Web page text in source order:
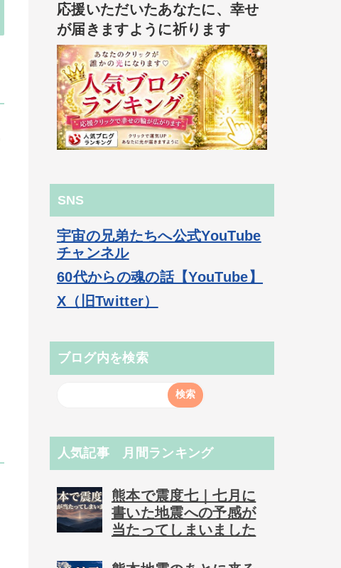
応援いただいたあなたに、幸せ
が届きますように祈ります
SNS
宇宙の兄弟たちへ公式YouTube
チャンネル
60代からの魂の話【YouTube】
X（旧Twitter）
ブログ内を検索
人気記事 月間ランキング
熊本で震度七｜七月に
書いた地震への予感が
当たってしまいました